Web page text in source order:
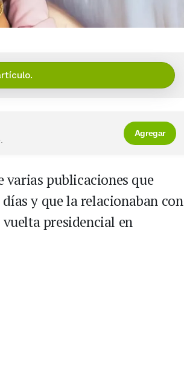
Agregar
varias publicaciones que
y que la relacionaban con
presidencial en